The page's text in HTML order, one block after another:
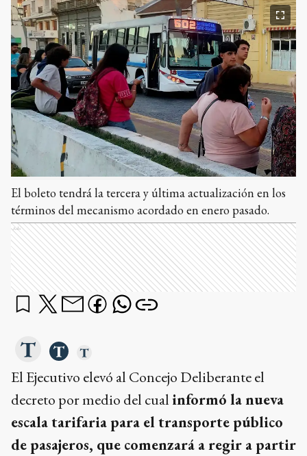
El boleto tendrá la tercera y última actualización en los
términos del mecanismo acordado en enero pasado.
Ads
El Ejecutivo elevó al Concejo Deliberante el
decreto por medio del cual informó la nueva
escala tarifaria para el transporte público
de pasajeros, que comenzará a regir a partir